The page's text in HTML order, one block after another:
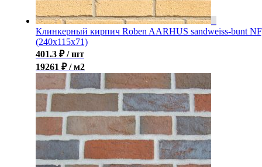
Клинкерный кирпич Roben AARHUS sandweiss-bunt
(240х115х71)
401.3 ₽ / шт
19261 ₽ / м2